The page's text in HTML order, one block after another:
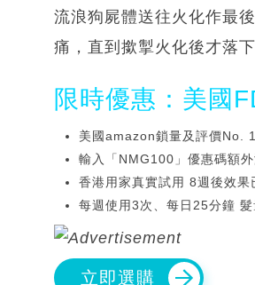
流浪狗屍體送往火化作最
痛，直到撳掣火化後才落
限時優惠：美國
美國amazon鎖量及評價No. 1
輸入「NMG100」優惠碼額
香港用家真實試用 8週後效果
每週使用3次、每日25分鐘 髮
立即選購